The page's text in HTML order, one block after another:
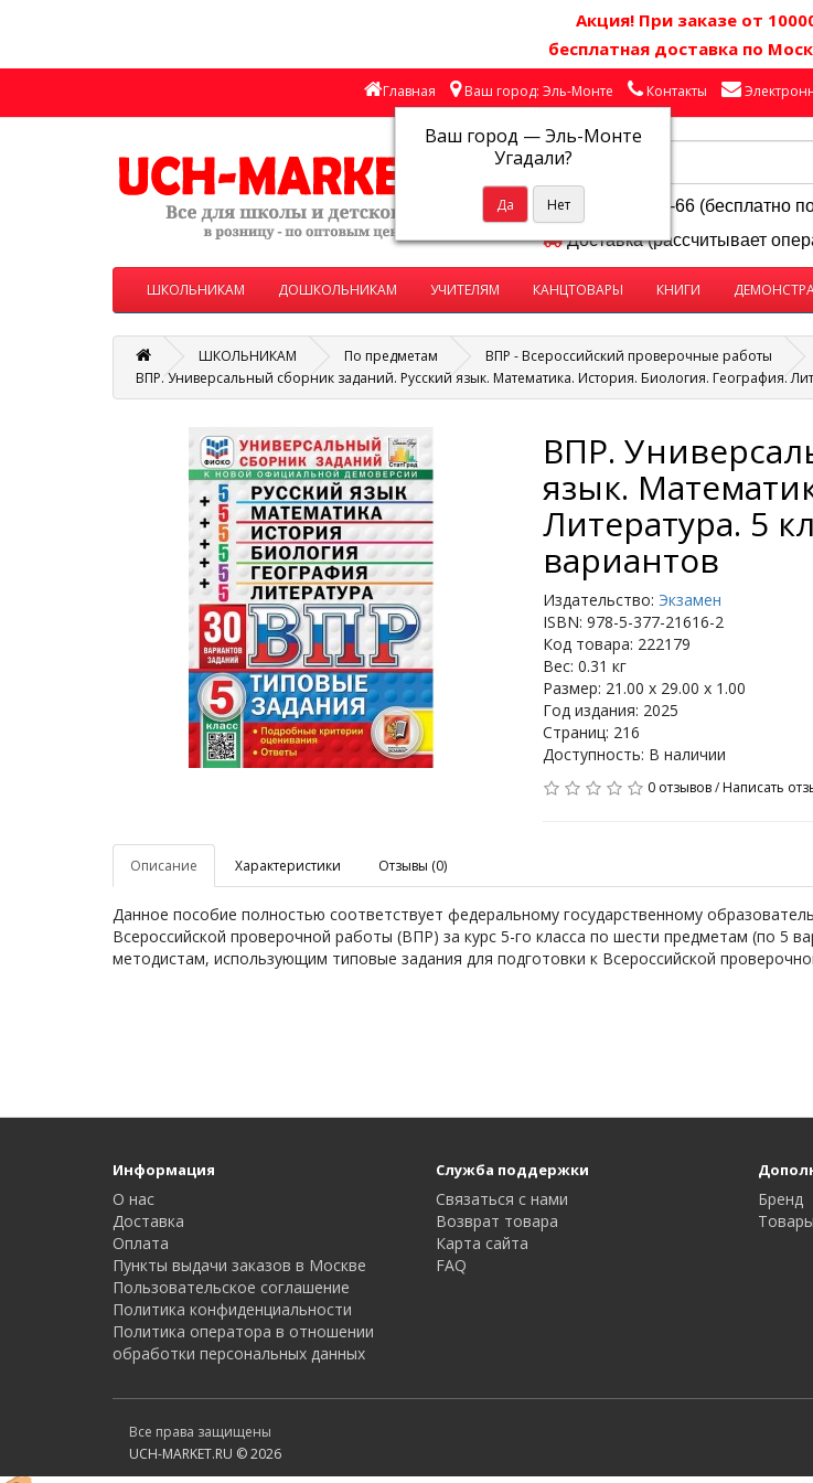
Акция! При заказе от
бесплатная доставка по
Главная Ваш город: Эль-Монте
Ваш город —Эль-Монте
Угадали?
Контакты
8-800-250-58-66 (бесплатно
Доставка (рассчитывает
ШКОЛЬНИКАМ ДОШКОЛЬНИКАМ УЧИТЕЛЯМ КАНЦТОВАРЫ КНИГИ
ШКОЛЬНИКАМ По предметам
ВПР - Всероссийский проверочные работы
ВПР. Универсальный сборник заданий. Русский язык. Математика. История. Биология. География.
ВПР.
язык.
Литература. 5
вариантов
Издательство: Экзамен
ISBN: 978-5-377-21616-2
Код товара: 222179
Вес: 0.31 кг
Размер: 21.00 x 29.00 x 1.00
Год издания: 2025
Страниц: 216
Доступность: В наличии
0 отзывов/Написать
Описание Характеристики Отзывы (0)
Данное пособие полностью соответствует федеральному государственному
Всероссийской проверочной работы (ВПР) за курс 5-го класса по шести предметам (по 5
методистам, использующим типовые задания для подготовки к Всероссийской
Информация
О нас
Доставка
Оплата
Пункты выдачи заказов в Москве
Пользовательское соглашение
Политика конфиденциальности
Политика оператора в отношении
обработки персональных данных
Служба поддержки
Связаться с нами
Возврат товара
Карта сайта
FAQ
Бренд
Все права защищены
UCH-MARKET.RU © 2026